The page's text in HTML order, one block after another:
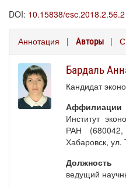
DOI: 10.15838/esc.2018.2.56.2
Аннотация | Авторы |
Бардаль
Кандидат
Аффилиации
Институт
РАН
Хабаровск, ул.
Должность
ведущий